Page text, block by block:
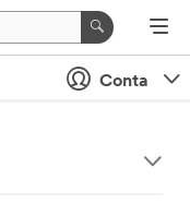
Conta